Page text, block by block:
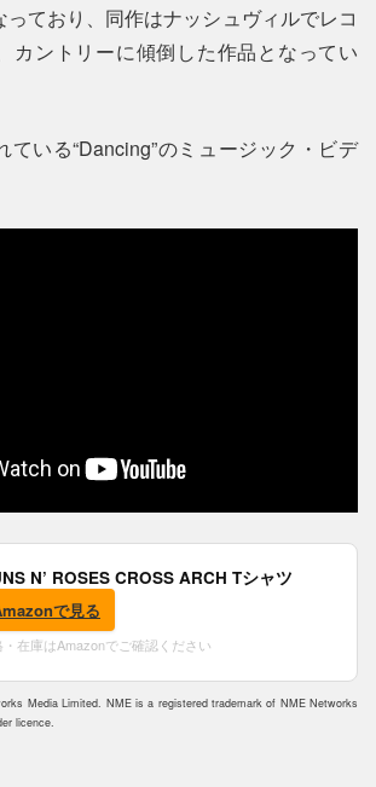
ており、同作はナッシュヴィルでレコ
カントリーに傾倒した作品となってい
ている“Dancing”のミュージック・ビデ
N’ ROSES CROSS ARCH Tシャツ
で見る
・在庫はAmazonでご確認ください
Media Limited. NME is a registered trademark of NME Networks
licence.